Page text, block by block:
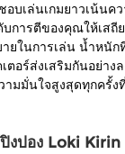
บเล่นเกมยาวเน้นค
การตีของคุณให้เสถี
ยในการเล่น น้ำหนัก
ตอร์ส่งเสริมกันอย่าง
ามมั่นใจสูงสุดทุกครั้ง
งปอง Loki Kirin